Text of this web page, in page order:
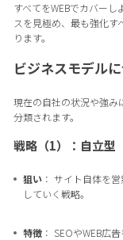
すべてをWEBでカバー
スを見極め、最も強化
ります。
ビジネスモデル
現在の自社の状況や強み
分類されます。
戦略（1）：自立型
狙い： サイト自体を
していく戦略。
特徴： SEOやWEB広